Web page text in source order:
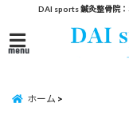
DAI sports 鍼灸整骨院
menu
ホーム